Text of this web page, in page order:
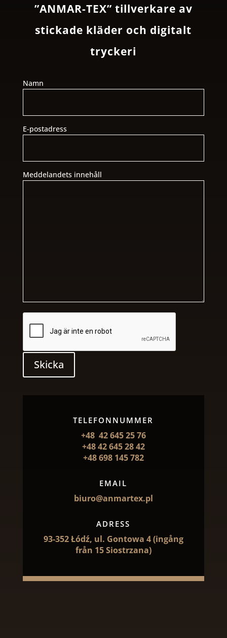
”ANMAR-TEX” tillverkare av
stickade kläder och digitalt
tryckeri
Namn
E-postadress
Meddelandets innehåll
Skicka
TELEFONNUMMER
+48 42 645 25 76
+48 42 645 28 42
+48 698 145 782
EMAIL
biuro@anmartex.pl
ADRESS
93-352 Łódź, ul. Gontowa 4 (ingång
från 15 Siostrzana)